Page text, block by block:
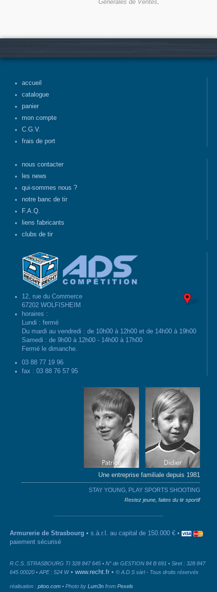
Générales de Ventes
accueil
catalogue
panier
mon compte
C.G.V.
frais de port
nous contacter
les news
qui-sommes nous ?
notre banc de tir
F.A.Q.
liens fabricants
clubs de tir
12, rue du Commerce
67202 WOLFISHEIM
horaires :
Lundi : fermé
Du mardi au vendredi : de 10h00 à 12h00 et de 14h00 à 19h00
Samedi : de 9h00 à 12h00 - 14h00 à 17h00
Fermé le dimanche.
03 88 77 19 96
fax : 03 88 76 57 95
Une entreprise familiale depuis 1981
STAY YOUNG, PLAY SPORTS SHOOTING
Restez jeune, faites du tir sportif
Armurerie de Strasbourg • s.à.r.l. au capital de 150.000 € •
paiement sécurisé
R.C.S. STRASBOURG TI 328 847 645 • N° de GESTION 84 B 691 • Siret : 328 847
645 00020 • APE : 524 W• www.recht.fr • © A.D.S sàrl - Tous droits réservés
réalisation : pitoo.com • Photo by Lum3n from Pexels